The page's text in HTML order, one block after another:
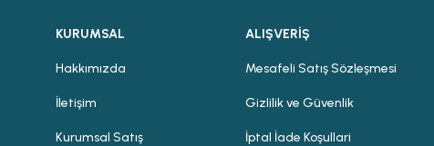
KURUMSAL
Hakkımızda
İletişim
Kurumsal Satış
ALIŞVERİŞ
Mesafeli Satış Sözleşmesi
Gizlilik ve Güvenlik
İptal İade Koşullari